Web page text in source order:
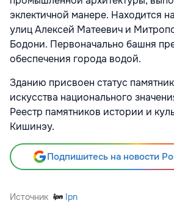
эклектичной манере. Находится
улиц Алексей Матеевич и
Бодони. Первоначально башня
обеспечения города водой.
Зданию присвоен статус
искусства национального
Реестр памятников истории и
Кишинэу.
Подпишитесь на новости
Источник Ipn